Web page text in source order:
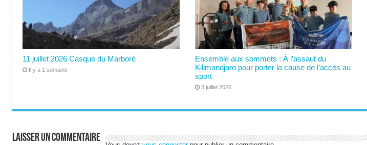
11 juillet 2026 Casque du Marboré
Il y a 1 semaine
Ensemble aux sommets : À l’assaut du
Kilimandjaro pour porter la cause de l’accès au
sport
3 juillet 2026
Laisser un commentaire